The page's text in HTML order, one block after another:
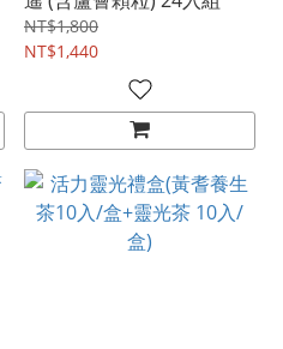
NT$1,800
NT$1,440